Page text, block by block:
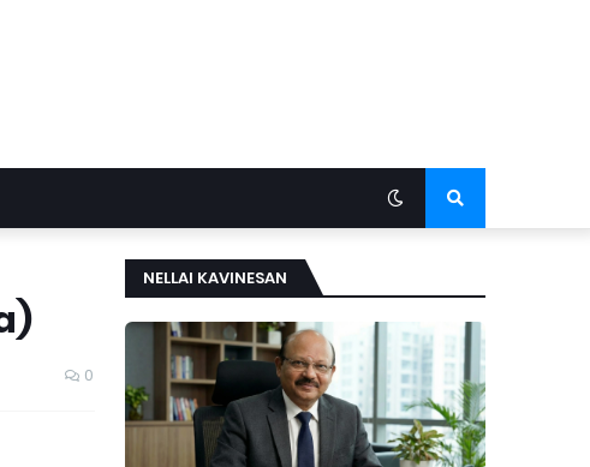
0
NELLAI KAVINESAN